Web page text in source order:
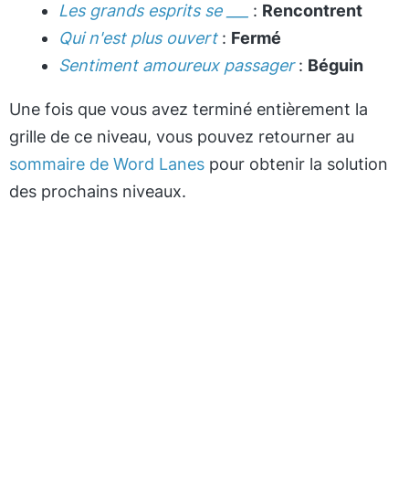
Les grands esprits se ___
: Rencontrent
Qui n'est plus ouvert: Fermé
Sentiment amoureux passager: Béguin
Une fois que vous avez terminé entièrement la
grille de ce niveau, vous pouvez retourner au
sommaire de Word Lanes pour obtenir la solution
des prochains niveaux.